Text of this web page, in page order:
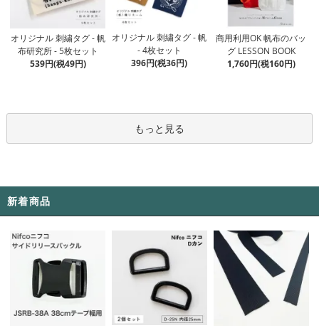
オリジナル 刺繍タグ - 帆
布研究所 - 5枚セット
539円(税49円)
オリジナル 刺繍タグ - 帆
- 4枚セット
396円(税36円)
商用利用OK 帆布のバッ
グ LESSON BOOK
1,760円(税160円)
もっと見る
新着商品